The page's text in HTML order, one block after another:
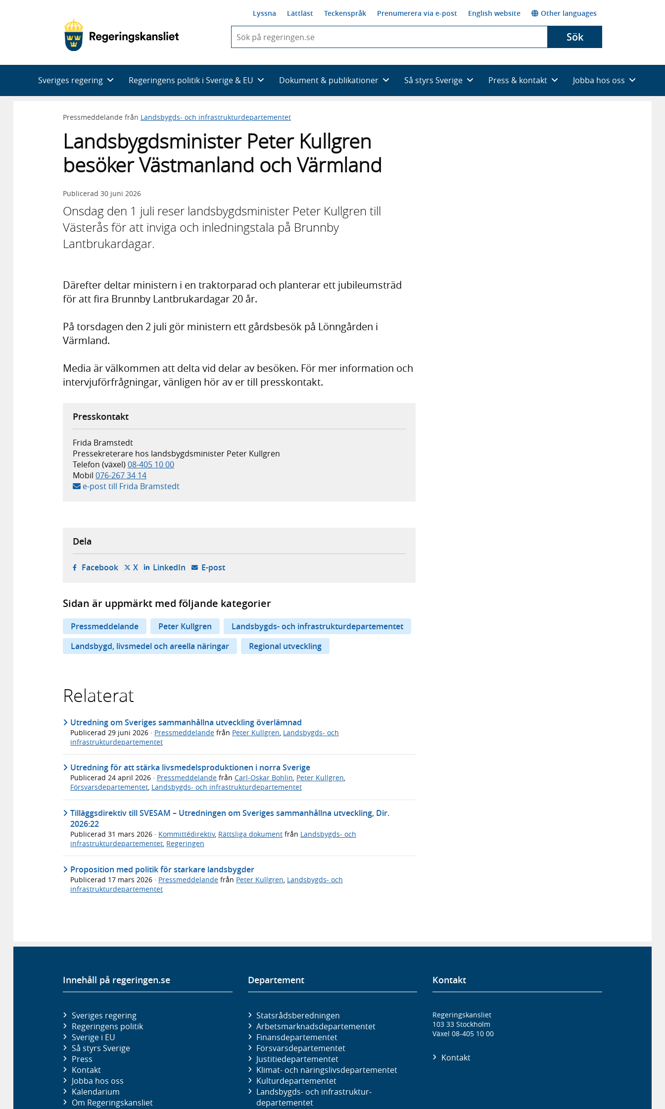
Lyssna Lättläst Teckenspråk Prenumerera via e-post English website Other languages
du
skriva
framträder
en
med
Sök
Sveriges regering Regeringens politik i Sverige & EU Dokument & publikationer Så styrs Sverige Press & kontakt Jobba hos oss
Pressmeddelande från Landsbygds- och infrastrukturdepartementet
Landsbygdsminister Peter Kullgren
besöker Västmanland och Värmland
Publicerad 30 juni 2026
Onsdag den 1 juli reser landsbygdsminister Peter Kullgren till
Västerås för att inviga och inledningstala på Brunnby
Lantbrukardagar.
Därefter deltar ministern i en traktorparad och planterar ett jubileumsträd
för att fira Brunnby Lantbrukardagar 20 år.
På torsdagen den 2 juli gör ministern ett gårdsbesök på Lönngården i
Värmland.
Media är välkommen att delta vid delar av besöken. För mer information och
intervjuförfrågningar, vänligen hör av er till presskontakt.
Presskontakt
Frida Bramstedt
Pressekreterare hos landsbygdsminister Peter Kullgren
Telefon (växel) 08-405 10 00
Mobil 076-267 34 14
e-post till Frida Bramstedt
Dela
Facebook- öppnas i ny flik, extern webbplats,
X- öppnas i ny flik, extern webbplats,
LinkedIn- öppnas i ny flik, extern webbplats,
E-post- öppnar din e-postklient,
Sidan är uppmärkt med följande kategorier
Pressmeddelande Peter Kullgren
Landsbygds- och infrastrukturdepartementet
Landsbygd, livsmedel och areella näringar
Regional utveckling
Relaterat
Utredning om Sveriges sammanhållna utveckling överlämnad
Publicerad 29 juni 2026 · Pressmeddelande från Peter Kullgren Landsbygds- och
infrastrukturdepartementet
Utredning för att stärka livsmedelsproduktionen i norra Sverige
Publicerad 24 april 2026 · Pressmeddelande från Carl-Oskar Bohlin, Peter Kullgren,
Försvarsdepartementet, Landsbygds- och infrastrukturdepartementet
Tilläggsdirektiv till SVESAM – Utredningen om Sveriges sammanhållna utveckling, Dir.
2026:22
Publicerad 31 mars 2026 · Kommittédirektiv, Rättsliga dokument från Landsbygds- och
infrastrukturdepartementet, Regeringen
Proposition med politik för starkare landsbygder
Publicerad 17 mars 2026 · Pressmeddelande från Peter Kullgren Landsbygds- och
infrastrukturdepartementet
Innehåll på regeringen.se
Sveriges regering
Regeringens politik
Sverige i EU
Så styrs Sverige
Press
Kontakt
Jobba hos oss
Kalendarium
Om Regeringskansliet
Departement
Statsrådsberedningen
Arbetsmarknads­departementet
Finans­departementet
Försvars­departementet
Justitie­departementet
Klimat- och näringslivs­departementet
Kultur­departementet
Landsbygds- och infrastruktur­
departementet
Kontakt
Regeringskansliet
103 33 Stockholm
Växel 08-405 10 00
Kontakt